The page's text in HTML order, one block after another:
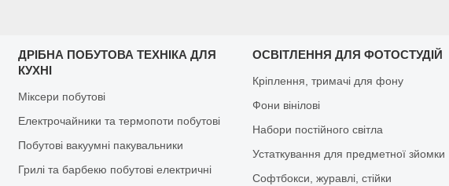
ДРІБНА ПОБУТОВА ТЕХНІКА ДЛЯ
КУХНІ
Міксери побутові
Електрочайники та термопоти побутові
Побутові вакуумні пакувальники
Грилі та барбекю побутові електричні
ОСВІТЛЕННЯ ДЛЯ ФОТОСТУДІЙ
Кріплення, тримачі для фону
Фони вінілові
Набори постійного світла
Устаткування для предметної зйомки
Софтбокси, журавлі, стійки